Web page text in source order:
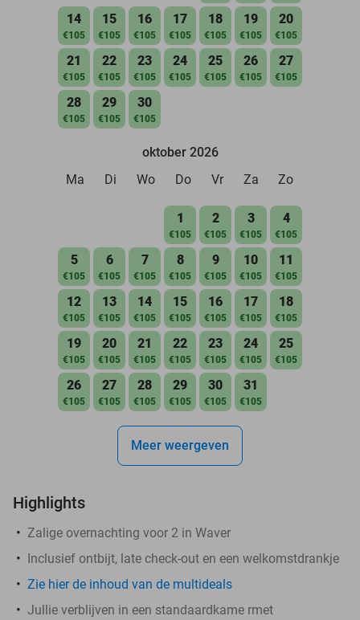
14
€105
15
€105
16
€105
17
€105
18
€105
19
€105
20
€105
21
€105
22
€105
23
€105
24
€105
25
€105
26
€105
27
€105
28
€105
29
€105
30
€105
oktober 2026
Ma
Di Wo Do Vr Za Zo
1
€105
2
€105
3
€105
4
€105
5
€105
6
€105
7
€105
8
€105
9
€105
10
€105
11
€105
12
€105
13
€105
14
€105
15
€105
16
€105
17
€105
18
€105
19
€105
20
€105
21
€105
22
€105
23
€105
24
€105
25
€105
26
€105
27
€105
28
€105
29
€105
30
€105
31
€105
Meer weergeven
Highlights
Zalige overnachting voor 2 in Waver
Inclusief ontbijt, late check-out en een welkomstdrankje
Zie hier de inhoud van de multideals
Jullie verblijven in een standaardkame rmet